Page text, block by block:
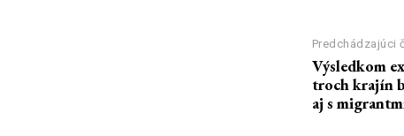
Predchádzajúci
Výsledkom
troch krajín
aj s